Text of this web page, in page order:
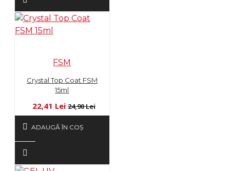
FSM
Crystal Top Coat FSM
15ml
22,41 Lei 24,90 Lei
ADAUGĂ ÎN COŞ